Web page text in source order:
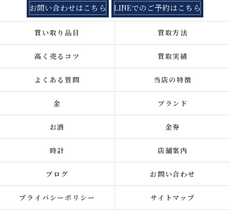
お問い合わせはこちら LINEでのご予約はこちら
買い取り品目 買取方法
高く売るコツ 買取実績
よくある質問 当店の特徴
金 ブランド
お酒 金券
時計 店舗案内
ブログ お問い合わせ
プライバシーポリシー サイトマップ